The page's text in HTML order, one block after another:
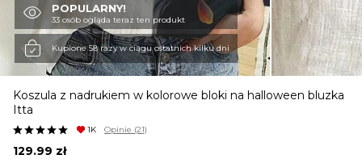
KURTKI I PŁASZCZE
SPÓDNICE
POPULARNY!
33 osób ogląda teraz ten produkt
Kupione 58 razy w ciągu ostatnich kilku dni
Koszula z nadrukiem w kolorowe bloki na halloween bluzka
Itta
1K Opinie (21)
129.99 zł